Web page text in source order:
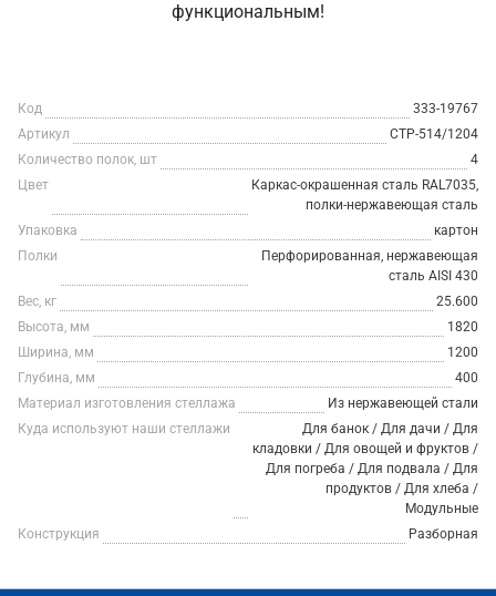
функциональным!
Код
333-19767
Артикул
СТР-514/1204
Количество полок, шт
4
Цвет
Каркас-окрашенная сталь RAL7035,
полки-нержавеющая сталь
Упаковка
картон
Полки
Перфорированная, нержавеющая
сталь AISI 430
Вес, кг
25.600
Высота, мм
1820
Ширина, мм
1200
Глубина, мм
400
Материал изготовления стеллажа
Из нержавеющей стали
Куда используют наши стеллажи
Для банок / Для дачи / Для
кладовки / Для овощей и фруктов /
Для погреба / Для подвала / Для
продуктов / Для хлеба /
Модульные
Конструкция
Разборная